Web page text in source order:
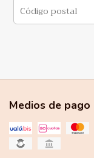
Medios de pago